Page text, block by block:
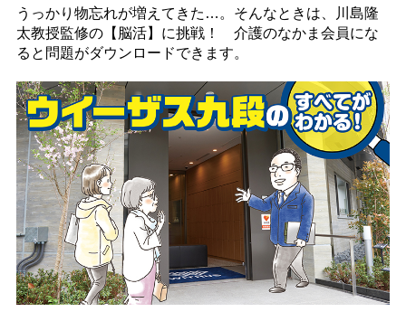
うっかり物忘れが増えてきた…。そんなときは、川島隆
太教授監修の【脳活】に挑戦！ 介護のなかま会員にな
ると問題がダウンロードできます。